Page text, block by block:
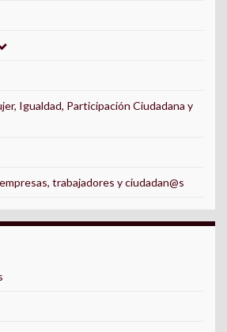
Igualdad, Participación Ciudadana y
trabajadores y ciudadan@s